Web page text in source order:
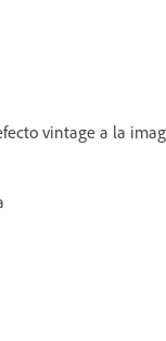
vintage a la